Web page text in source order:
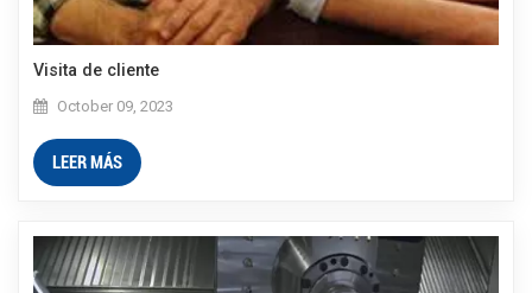
Visita de cliente
October 09, 2023
LEER MÁS